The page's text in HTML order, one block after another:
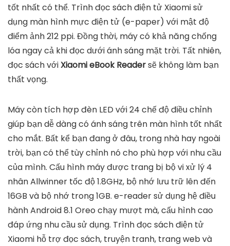
tốt nhất có thể. Trình đọc sách điện tử Xiaomi sử
dụng màn hình mực điện tử (e-paper) với mật độ
điểm ảnh 212 ppi. Đồng thời, máy có khả năng chống
lóa ngay cả khi đọc dưới ánh sáng mặt trời. Tất nhiên,
đọc sách vớiXiaomi eBook Readersẽ không làm bạn
thất vọng.
Máy còn tích hợp đèn LED với 24 chế độ điều chỉnh
giúp bạn dễ dàng có ánh sáng trên màn hình tốt nhất
cho mắt. Bất kể bạn đang ở đâu, trong nhà hay ngoài
trời, bạn có thể tùy chỉnh nó cho phù hợp với nhu cầu
của mình. Cấu hình máy được trang bị bộ vi xử lý 4
nhân Allwinner tốc độ 1.8GHz, bộ nhớ lưu trữ lên đến
16GB và bộ nhớ trong 1GB. e-reader sử dụng hệ điều
hành Android 8.1 Oreo chạy mượt mà, cấu hình cao
đáp ứng nhu cầu sử dụng. Trình đọc sách điện tử
Xiaomi hỗ trợ đọc sách, truyện tranh, trang web và